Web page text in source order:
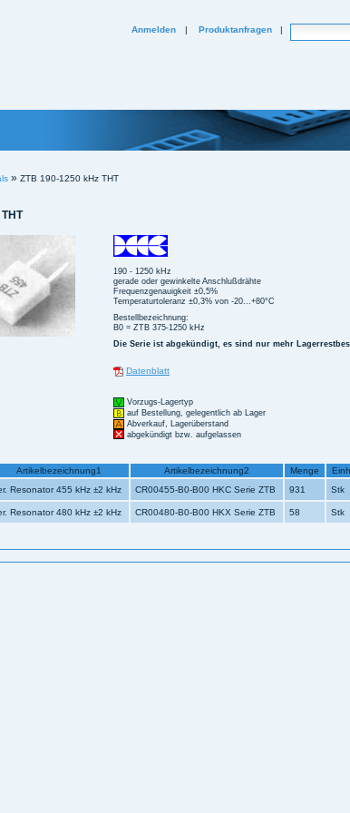
Anmelden | Produktanfragen |
» ZTB 190-1250 kHz THT
190 - 1250 kHz
gerade oder gewinkelte Anschlußdrähte
Frequenzgenauigkeit ±0,5%
Temperaturtoleranz ±0,3% von -20...+80°C
Bestellbezeichnung:
B0 = ZTB 375-1250 kHz
Die Serie ist abgekündigt, es sind nur mehr
Datenblatt
Vorzugs-Lagertyp
auf Bestellung, gelegentlich ab Lager
Abverkauf, Lagerüberstand
abgekündigt bzw. aufgelassen
Artikelbezeichnung1 Artikelbezeichnung2 Menge
Resonator 455 kHz ±2 kHz CR00455-B0-B00 HKC Serie ZTB 931 Stk
Resonator 480 kHz ±2 kHz CR00480-B0-B00 HKX Serie ZTB 58 Stk